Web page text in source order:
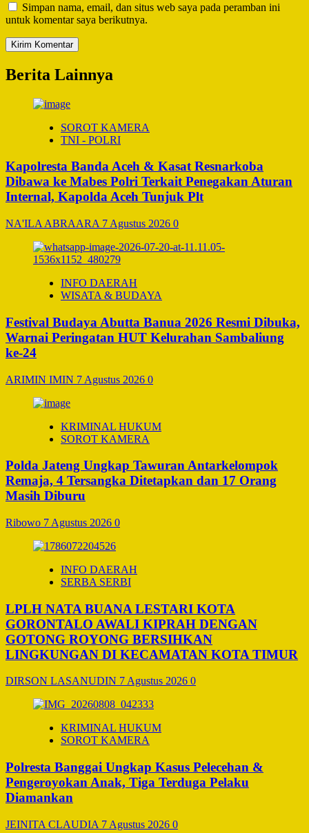
Simpan nama, email, dan situs web saya pada peramban ini
untuk komentar saya berikutnya.
Berita Lainnya
SOROT KAMERA
TNI - POLRI
Kapolresta Banda Aceh & Kasat Resnarkoba
Dibawa ke Mabes Polri Terkait Penegakan Aturan
Internal, Kapolda Aceh Tunjuk Plt
NA'ILA ABRAARA 7 Agustus 2026 0
INFO DAERAH
WISATA & BUDAYA
Festival Budaya Abutta Banua 2026 Resmi Dibuka,
Warnai Peringatan HUT Kelurahan Sambaliung
ke-24
ARIMIN IMIN 7 Agustus 2026 0
KRIMINAL HUKUM
SOROT KAMERA
Polda Jateng Ungkap Tawuran Antarkelompok
Remaja, 4 Tersangka Ditetapkan dan 17 Orang
Masih Diburu
Ribowo 7 Agustus 2026 0
INFO DAERAH
SERBA SERBI
LPLH NATA BUANA LESTARI KOTA
GORONTALO AWALI KIPRAH DENGAN
GOTONG ROYONG BERSIHKAN
LINGKUNGAN DI KECAMATAN KOTA TIMUR
DIRSON LASANUDIN 7 Agustus 2026 0
KRIMINAL HUKUM
SOROT KAMERA
Polresta Banggai Ungkap Kasus Pelecehan &
Pengeroyokan Anak, Tiga Terduga Pelaku
Diamankan
JEINITA CLAUDIA 7 Agustus 2026 0